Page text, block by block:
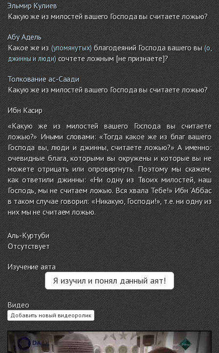
Эльмир Кулиев
Какую же из милостей вашего Господа вы считаете ложью?
Абу Адель
Какое же из (упомянутых)благодеяний Господа вашего вы(о,
джинны и люди)сочтете ложным [не признаете]?
Толкование ас-Саади
Какую же из милостей вашего Господа вы считаете ложью?
Ибн Касир
«Какую же из милостей вашего Господа вы считаете
ложью?» Иными словами: «Тогда какое же из благ вашего
Господа вы, люди и джинны, считаете ложью?» А именно:
очевидные блага, которыми вы окружены и которые вы не
можете отрицать или опровергнуть. Поэтому мы скажем,
как ответили джинны: «Ни одну из Твоих милостей, наш
Господь, мы не считаем ложью. Вся хвала Тебе!» Ибн ‘Аббас
в таком случае говорил: «Никакую, Господи!», т.е. ни одну из
них мы не считаем ложью.
Аль-Куртуби
Отсутствует
Изучение аята
Я изучил и понял данный аят!
Видео
Добавить новый видеоролик